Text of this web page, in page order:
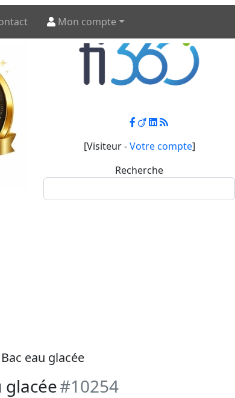
Mon compte
[Visiteur -Votre compte]
Recherche
eau glacée
#10254